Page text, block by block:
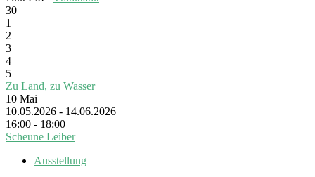
30
1
2
3
4
5
Zu Land, zu Wasser
10 Mai
10.05.2026 - 14.06.2026
16:00 - 18:00
Scheune Leiber
Ausstellung